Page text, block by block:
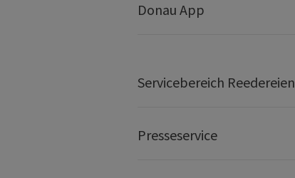
Donau App
Servicebereich Reedereien
Presseservice